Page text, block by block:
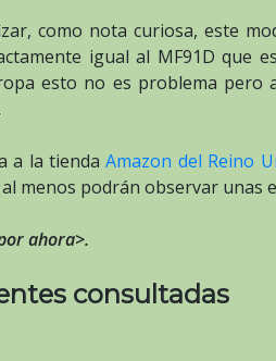
como nota curiosa, este
igual al MF91D que
esto no es problema pero
a la tiendaAmazon del Reino
menos podrán observar unas
ahora>.
consultadas